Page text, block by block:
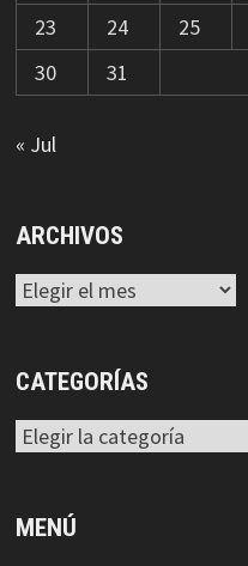
23
24 25
30
31
« Jul
ARCHIVOS
Archivos
CATEGORÍAS
Categorías
MENÚ